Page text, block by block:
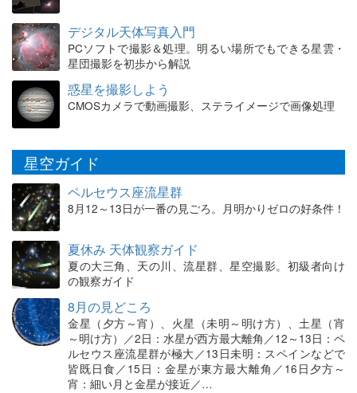
デジタル天体写真入門
PCソフトで撮影＆処理。明るい場所でもできる星雲・
星団撮影を初歩から解説
惑星を撮影しよう
CMOSカメラで動画撮影、ステライメージで画像処理
星空ガイド
ペルセウス座流星群
8月12～13日が一番の見ごろ。月明かりゼロの好条件！
夏休み 天体観察ガイド
夏の大三角、天の川、流星群、星空撮影。初級者向け
の観察ガイド
8月の見どころ
金星（夕方～宵）、火星（未明～明け方）、土星（宵
～明け方）／2日：水星が西方最大離角／12～13日：ペ
ルセウス座流星群が極大／13日未明：スペインなどで
皆既日食／15日：金星が東方最大離角／16日夕方～
宵：細い月と金星が接近／…